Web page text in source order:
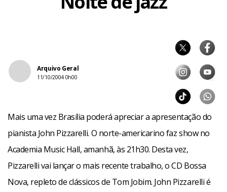
Arquivo Geral
11/10/2004 0h00
Mais uma vez Brasília poderá apreciar a apresentação do
pianista John Pizzarelli. O norte-americarino faz show no
Academia Music Hall, amanhã, às 21h30. Desta vez,
Pizzarelli vai lançar o mais recente trabalho, o CD Bossa
Nova, repleto de clássicos de Tom Jobim. John Pizzarelli é